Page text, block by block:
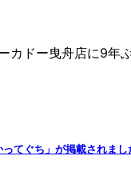
カドー曳舟店に9年
ってぐち」が掲載されまし